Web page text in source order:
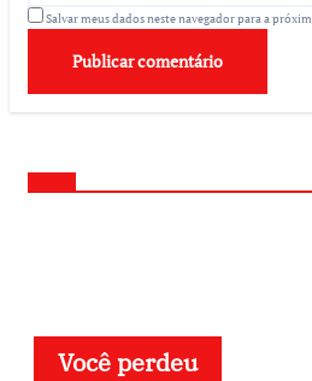
Salvar meus dados neste navegador para a
Você perdeu